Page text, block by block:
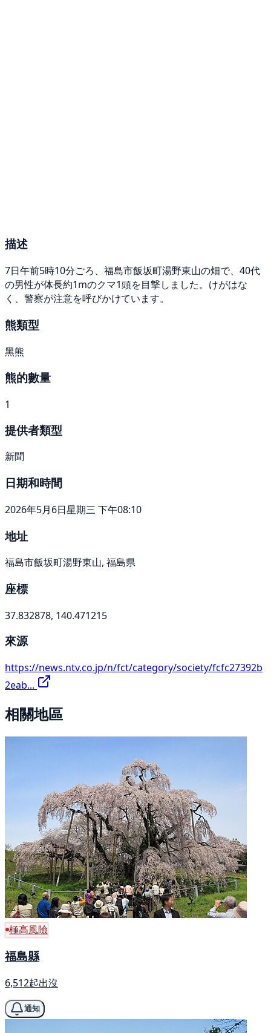
描述
7日午前5時10分ごろ、福島市飯坂町湯野東山の畑で、40代
の男性が体長約1mのクマ1頭を目撃しました。けがはな
く、警察が注意を呼びかけています。
熊類型
黑熊
熊的數量
1
提供者類型
新聞
日期和時間
2026年5月6日星期三 下午08:10
地址
福島市飯坂町湯野東山, 福島県
座標
37.832878, 140.471215
來源
https://news.ntv.co.jp/n/fct/category/society/fcfc27392b
2eab...
相關地區
極高風險
福島縣
6,512起出沒
通知